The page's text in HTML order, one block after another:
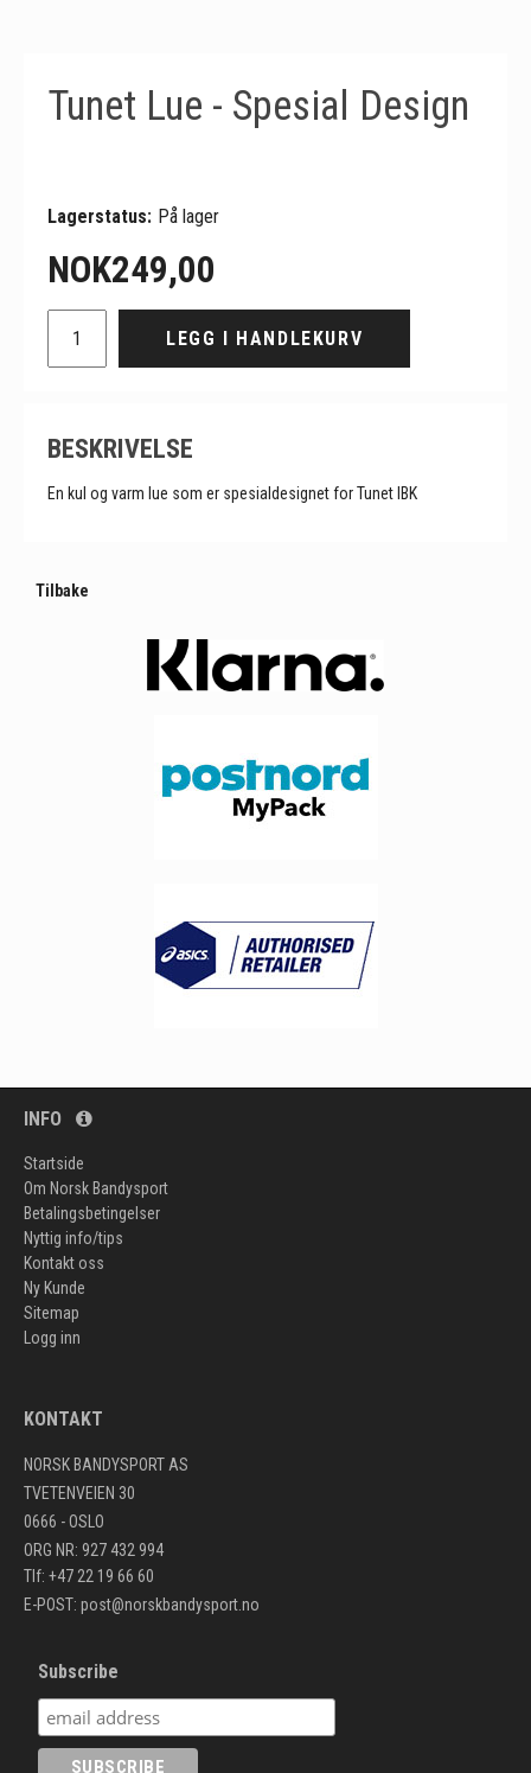
Tunet Lue - Spesial Design
Lagerstatus: På lager
NOK249,00
LEGG I HANDLEKURV
BESKRIVELSE
En kul og varm lue som er spesialdesignet for Tunet IBK
Tilbake
INFO
Startside
Om Norsk Bandysport
Betalingsbetingelser
Nyttig info/tips
Kontakt oss
Ny Kunde
Sitemap
Logg inn
KONTAKT
NORSK BANDYSPORT AS
TVETENVEIEN 30
0666 - OSLO
ORG NR: 927 432 994
Tlf: +47 22 19 66 60
E-POST: post@norskbandysport.no
Subscribe